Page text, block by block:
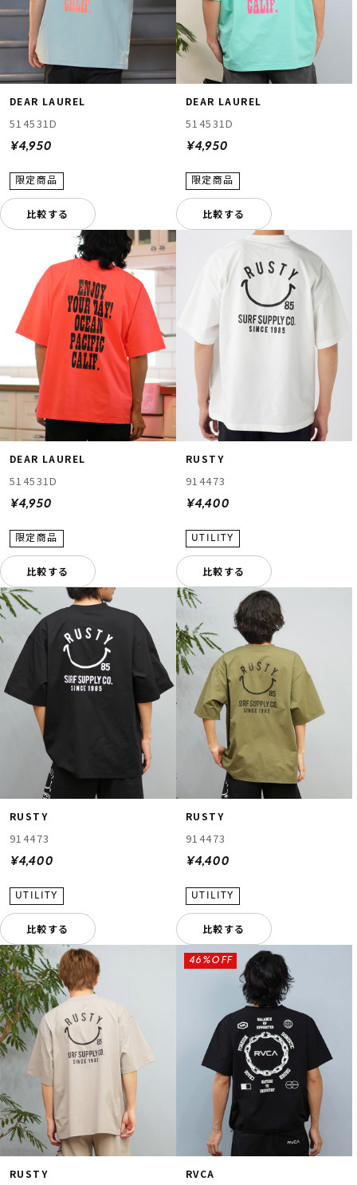
DEAR LAUREL
514531D
¥4,950
比較する
DEAR LAUREL
514531D
¥4,950
比較する
DEAR LAUREL
514531D
¥4,950
比較する
RUSTY
914473
¥4,400
比較する
RUSTY
914473
¥4,400
比較する
RUSTY
914473
¥4,400
比較する
RUSTY RVCA
46%OFF